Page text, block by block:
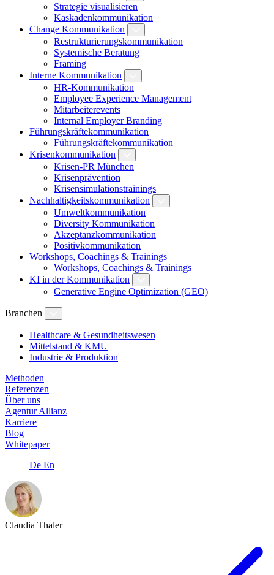
Strategie visualisieren
Kaskadenkommunikation
Change Kommunikation
Restrukturierungskommunikation
Systemische Beratung
Framing
Interne Kommunikation
HR-Kommunikation
Employee Experience Management
Mitarbeiterevents
Internal Employer Branding
Führungskräftekommunikation
Führungskräftekommunikation
Krisenkommunikation
Krisen-PR München
Krisenprävention
Krisensimulationstrainings
Nachhaltigkeitskommunikation
Umweltkommunikation
Diversity Kommunikation
Akzeptanzkommunikation
Positivkommunikation
Workshops, Coachings & Trainings
Workshops, Coachings & Trainings
KI in der Kommunikation
Generative Engine Optimization (GEO)
Branchen
Healthcare & Gesundheitswesen
Mittelstand & KMU
Industrie & Produktion
Methoden
Referenzen
Über uns
Agentur Allianz
Karriere
Blog
Whitepaper
De En
Claudia Thaler